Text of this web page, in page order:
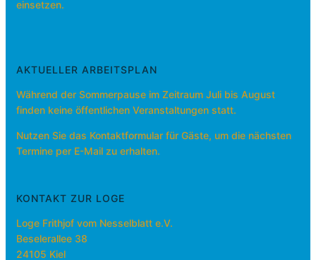
einsetzen.
AKTUELLER ARBEITSPLAN
Während der Sommerpause im Zeitraum Juli bis August
finden keine öffentlichen Veranstaltungen statt.
Nutzen Sie das Kontaktformular für Gäste, um die nächsten
Termine per E-Mail zu erhalten.
KONTAKT ZUR LOGE
Loge Frithjof vom Nesselblatt e.V.
Beselerallee 38
24105 Kiel